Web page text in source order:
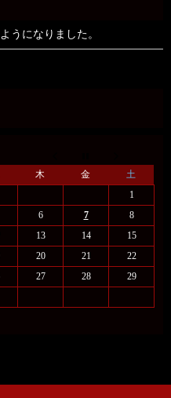
うになりました。
木 金
土
1
6 7
8
13 14
15
20 21
22
27 28
29